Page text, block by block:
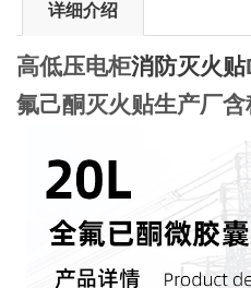
详细介绍
高低压电柜消防灭火贴
氟己酮灭火贴生产厂含